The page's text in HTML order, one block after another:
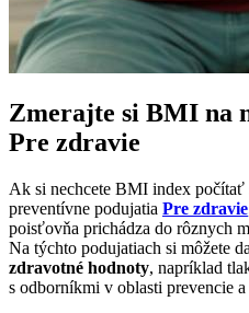
Zmerajte si BMI na
Pre zdravie
Ak si nechcete BMI index počítať
preventívne podujatia Pre zdravie
poisťovňa prichádza do rôznych
Na týchto podujatiach si môžete
zdravotné hodnoty, napríklad
s odborníkmi v oblasti prevencie